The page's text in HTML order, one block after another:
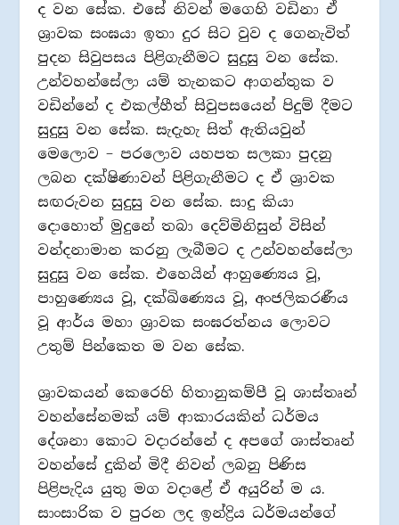
ද වන සේක. එසේ නිවන් මගෙහි වඩිනා ඒ
ශ්‍රාවක සංඝයා ඉතා දුර සිට වුව ද ගෙනැවිත්
පුදන සිවුපසය පිළිගැනීමට සුදුසු වන සේක.
උන්වහන්සේලා යම් තැනකට ආගන්තුක ව
වඩින්නේ ද එකල්හීත් සිවුපසයෙන් පිදුම් දීමට
සුදුසු වන සේක. සැදැහැ සිත් ඇතියවුන්
මෙලොව – පරලොව යහපත සලකා පුදනු
ලබන දක්ෂිණාවන් පිළිගැනීමට ද ඒ ශ්‍රාවක
සඟරුවන සුදුසු වන සේක. සාදු කියා
දොහොත් මුදුනේ තබා දෙව්මිනිසුන් විසින්
වන්දනාමාන කරනු ලැබීමට ද උන්වහන්සේලා
සුදුසු වන සේක. එහෙයින් ආහුණ්‍යෙය වූ,
පාහුණ්‍යෙය වූ, දක්ඛිණ්‍යෙය වූ, අංජලිකරණීය
වූ ආර්ය මහා ශ්‍රාවක සංඝරත්නය ලොවට
උතුම් පින්කෙත ම වන සේක.
ශ්‍රාවකයන් කෙරෙහි හිතානුකම්පී වූ ශාස්තෘන්
වහන්සේනමක් යම් ආකාරයකින් ධර්මය
දේශනා කොට වදාරන්නේ ද අපගේ ශාස්තෘන්
වහන්සේ දුකින් මිදී නිවන් ලබනු පිණිස
පිළිපැදිය යුතු මග වදාළේ ඒ අයුරින් ම ය.
සාංසාරික ව පුරන ලද ඉන්ද්‍රිය ධර්මයන්ගේ